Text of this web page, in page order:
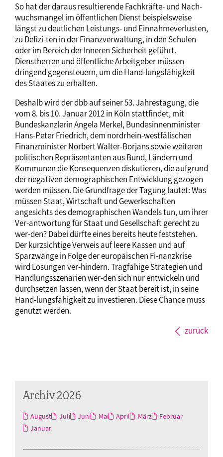
So hat der daraus resultierende Fachkräfte- und Nach-
wuchsmangel im öffentlichen Dienst beispielsweise
längst zu deutlichen Leistungs- und Einnahmeverlusten,
zu Defizi-ten in der Finanzverwaltung, in den Schulen
oder im Bereich der Inneren Sicherheit geführt.
Dienstherren und öffentliche Arbeitgeber müssen
dringend gegensteuern, um die Hand-lungsfähigkeit
des Staates zu erhalten.
Deshalb wird der dbb auf seiner 53. Jahrestagung, die
vom 8. bis 10. Januar 2012 in Köln stattfindet, mit
Bundeskanzlerin Angela Merkel, Bundesinnenminister
Hans-Peter Friedrich, dem nordrhein-westfälischen
Finanzminister Norbert Walter-Borjans sowie weiteren
politischen Repräsentanten aus Bund, Ländern und
Kommunen die Konsequenzen diskutieren, die aufgrund
der negativen demographischen Entwicklung gezogen
werden müssen. Die Grundfrage der Tagung lautet: Was
müssen Staat, Wirtschaft und Gewerkschaften
angesichts des demographischen Wandels tun, um ihrer
Ver-antwortung für Staat und Gesellschaft gerecht zu
wer-den? Dabei dürfte eines bereits heute feststehen.
Der kurzsichtige Verweis auf leere Kassen und auf
Sparzwänge in Folge der europäischen Fi-nanzkrise
wird Lösungen ver-hindern. Tragfähige Strategien und
Handlungsszenarien wer-den sich nur entwickeln und
durchsetzen lassen, wenn der Staat bereit ist, in seine
Hand-lungsfähigkeit zu investieren. Diese Chance muss
genutzt werden.
zurück
Archiv 2026
August Juli Juni Mai April März
Februar
Januar